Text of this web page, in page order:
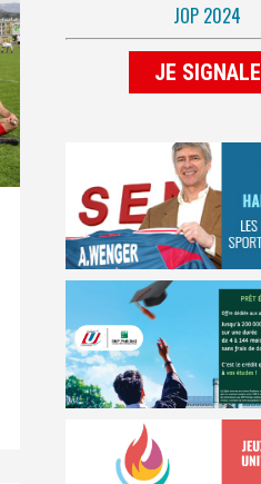
JOP 2024
JE SIGNALE